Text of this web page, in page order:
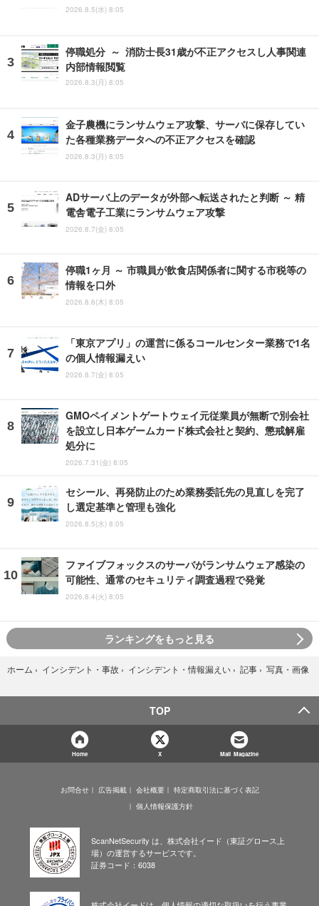
2026.8.5(水) 8:05
停職処分 ～ 消防士長31歳が不正アクセスし人事関連
内部情報閲覧
2026.8.3(月) 8:05
金子農機にランサムウェア攻撃、サーバに保存してい
た各種業務データへの不正アクセスを確認
2026.8.3(月) 8:05
ADサーバ上のデータが外部へ転送されたと判断 ～ 精
電舎電子工業にランサムウェア攻撃
2026.8.7(金) 8:05
停職1ヶ月 ～ 市職員が飲食店関係者に関する市税等の
情報を口外
2026.8.6(木) 8:05
「東京アプリ」の運営に係るコールセンター業務で1名
の個人情報漏えい
2026.8.7(金) 8:05
GMOペイメントゲートウェイ元従業員が無断で別会社
を設立し日本ゲームカード株式会社と契約、懲戒解雇
処分に
2026.7.31(金) 8:05
セシール、再発防止のため業務委託先の見直しを完了
し選定基準と管理も強化
2026.8.5(水) 8:05
ファイブフォックスのサーバがランサムウェア感染の
可能性、通常のセキュリティ調査過程で発覚
2026.8.4(火) 8:05
ランキングをもっと見る
ホーム › インシデント・事故 › インシデント・情報漏えい › 記事 › 写真・画像
TOP
Home X Mail Magazine
お問合せ 広告掲載 会社概要
特定商取引法に基づく表記
個人情報保護方針
ScanNetSecurity は、株式会社イード（東証グロース上
場）の運営するサービスです。
証券コード：6038